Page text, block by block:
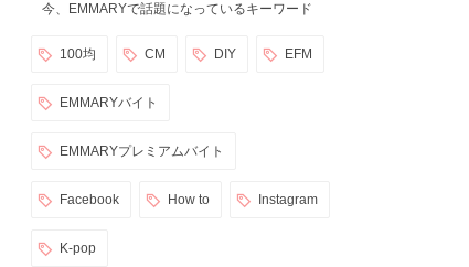
今、EMMARYで話題になっているキーワード
100均 CM DIY EFM
EMMARYバイト
EMMARYプレミアムバイト
Facebook How to Instagram
K-pop